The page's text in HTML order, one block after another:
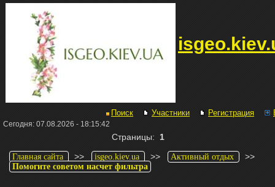
Поиск Участники Регистрация
Сегодня: 07.08.2026 - 18:15:42
Страницы: 1
Главная сайта >> isgeo.kiev.ua >> Активный отдых >>
Помогите советом насчет фильтра